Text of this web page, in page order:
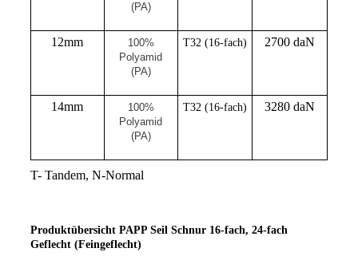
(PA)
12mm
100%
Polyamid
(PA)
T32 (16-fach) 2700 daN
14mm
100%
Polyamid
(PA)
T32 (16-fach) 3280 daN
T- Tandem, N-Normal
Produktübersicht PAPP Seil Schnur 16-fach, 24-fach
Geflecht (Feingeflecht)